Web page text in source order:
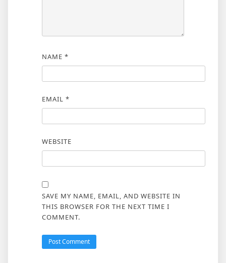
NAME *
EMAIL *
WEBSITE
SAVE MY NAME, EMAIL, AND WEBSITE IN
THIS BROWSER FOR THE NEXT TIME I
COMMENT.